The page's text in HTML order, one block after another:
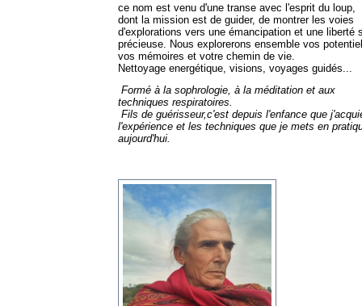
ce nom est venu d'une transe avec l'esprit du loup,
dont la mission est de guider, de montrer les voies
d'explorations vers une émancipation et une liberté
précieuse. Nous explorerons ensemble vos
vos mémoires et votre chemin de vie.
Nettoyage energétique, visions, voyages guidés...
Formé à la sophrologie, à la méditation et aux
techniques respiratoires.
Fils de guérisseur,c'est depuis l'enfance que
l'expérience et les techniques que je mets en
aujourd'hui.